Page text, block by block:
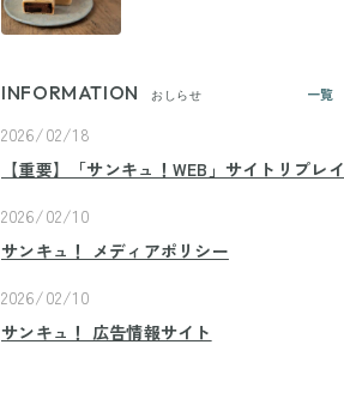
INFORMATION おしらせ 一覧
2026/02/18
【重要】「サンキュ！WEB」サイトリプレイ
2026/02/10
サンキュ！ メディアポリシー
2026/02/10
サンキュ！ 広告情報サイト